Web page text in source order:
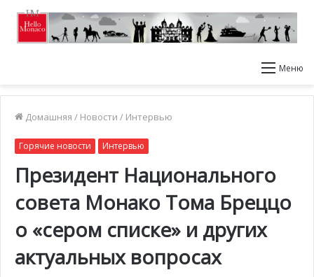
Меню
Домашняя / Новости / Интервью
Горячие новости Интервью
Президент Национального
совета Монако Тома Бреццо
о «сером списке» и других
актуальных вопросах